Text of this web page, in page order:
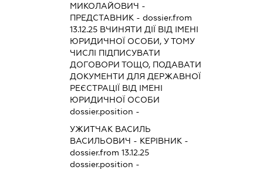
МИКОЛАЙОВИЧ -
ПРЕДСТАВНИК - dossier.from
13.12.25 ВЧИНЯТИ ДІЇ ВІД ІМЕНІ
ЮРИДИЧНОЇ ОСОБИ, У ТОМУ
ЧИСЛІ ПІДПИСУВАТИ
ДОГОВОРИ ТОЩО, ПОДАВАТИ
ДОКУМЕНТИ ДЛЯ ДЕРЖАВНОЇ
РЕЄСТРАЦІЇ ВІД ІМЕНІ
ЮРИДИЧНОЇ ОСОБИ
dossier.position -
УЖИТЧАК ВАСИЛЬ
ВАСИЛЬОВИЧ - КЕРІВНИК -
dossier.from 13.12.25
dossier.position -